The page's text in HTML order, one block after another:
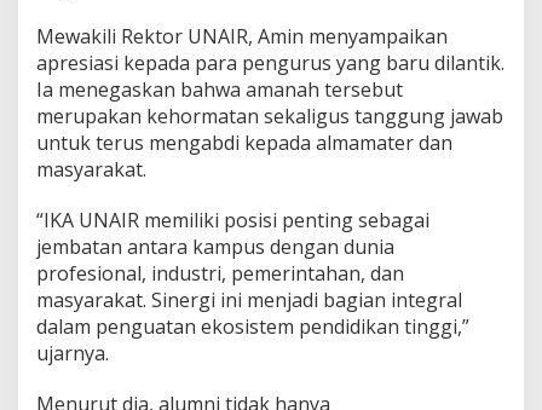
p
u
s
d
a
n
g
s
a
Mewakili Rektor UNAIR, Amin menyampaikan
apresiasi kepada para pengurus yang baru dilantik.
Ia menegaskan bahwa amanah tersebut
merupakan kehormatan sekaligus tanggung jawab
untuk terus mengabdi kepada almamater dan
masyarakat.
“IKA UNAIR memiliki posisi penting sebagai
jembatan antara kampus dengan dunia
profesional, industri, pemerintahan, dan
masyarakat. Sinergi ini menjadi bagian integral
dalam penguatan ekosistem pendidikan tinggi,”
ujarnya.
Menurut dia, alumni tidak hanya